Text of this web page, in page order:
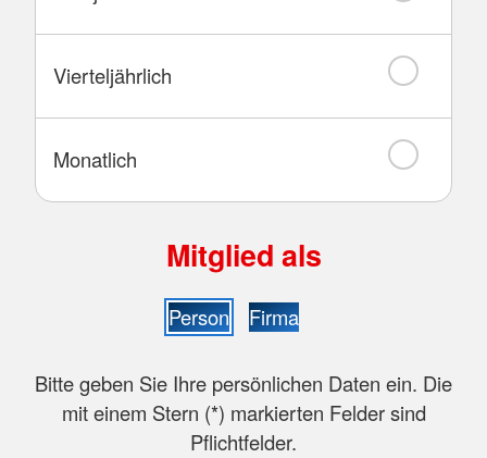
Vierteljährlich
Monatlich
Mitglied als
Person Firma
Bitte geben Sie Ihre persönlichen Daten ein. Die
mit einem Stern (*) markierten Felder sind
Pflichtfelder.